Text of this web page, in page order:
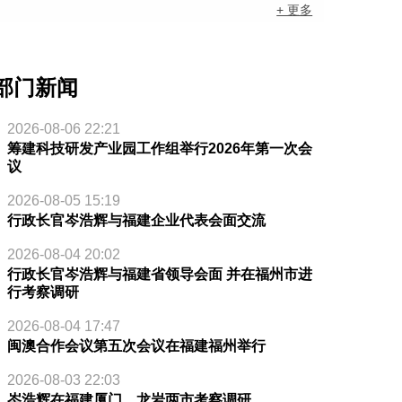
+ 更多
门新闻
2026-08-06 22:21
筹建科技研发产业园工作组举行2026年第一次会
议
2026-08-05 15:19
行政长官岑浩辉与福建企业代表会面交流
2026-08-04 20:02
行政长官岑浩辉与福建省领导会面 并在福州市进
行考察调研
2026-08-04 17:47
闽澳合作会议第五次会议在福建福州举行
2026-08-03 22:03